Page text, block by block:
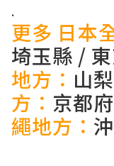
.
更多 日本
埼玉縣 /
地方： 山
方： 京都府
繩地方：